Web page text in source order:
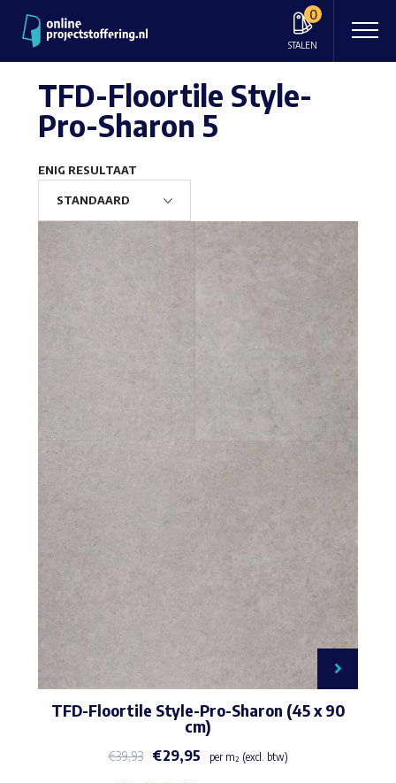
0
STALEN
TFD-Floortile Style-
Pro-Sharon 5
ENIG RESULTAAT
TFD-Floortile Style-Pro-Sharon (45 x 90
cm)
€39,93 €29,95 per m² (excl. btw)